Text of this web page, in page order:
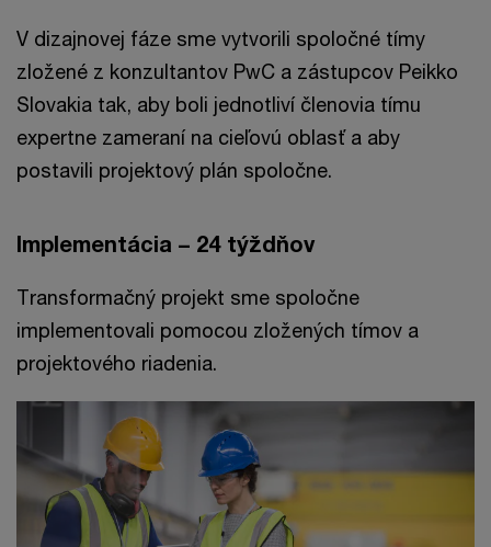
V dizajnovej fáze sme vytvorili spoločné tímy
zložené z konzultantov PwC a zástupcov Peikko
Slovakia tak, aby boli jednotliví členovia tímu
expertne zameraní na cieľovú oblasť a aby
postavili projektový plán spoločne.
Implementácia – 24 týždňov
Transformačný projekt sme spoločne
implementovali pomocou zložených tímov a
projektového riadenia.